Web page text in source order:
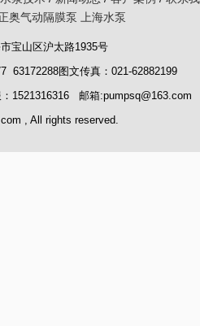
奥气动隔膜泵 上海水泵
宝山区沪太路1935号
63172288图文传真：021-62882199
1521316316 邮箱:pumpsq@163.com
, All rights reserved.